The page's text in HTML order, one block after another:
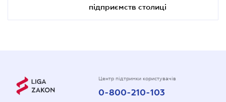
підприємств столиці
Центр підтримки користувачів
0-800-210-103